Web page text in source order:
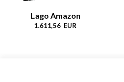
Lago Amazon
1.611,56 EUR